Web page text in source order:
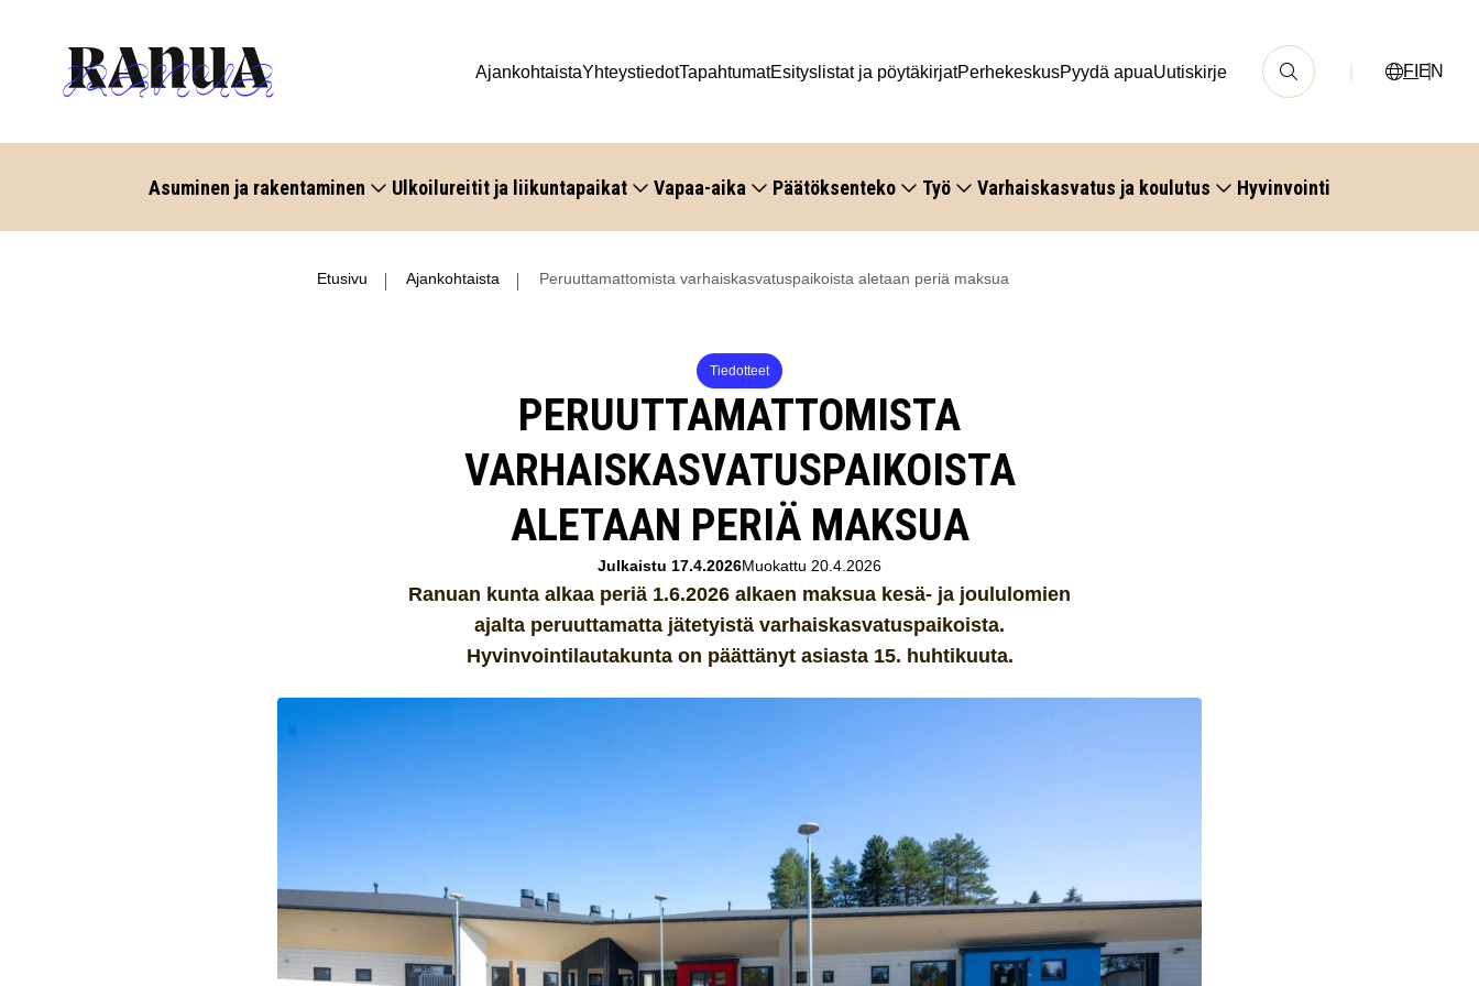
AjankohtaistaYhteystiedotTapahtumatEsityslistat ja pöytäkirjatPerhekeskusPyydä apuaUutiskirje FI EN
Asuminen ja rakentaminen Ulkoilureitit ja liikuntapaikat Vapaa-aika Päätöksenteko Työ Varhaiskasvatus ja koulutus Hyvinvointi
Etusivu Ajankohtaista Peruuttamattomista varhaiskasvatuspaikoista aletaan periä maksua
Tiedotteet
PERUUTTAMATTOMISTA
VARHAISKASVATUSPAIKOISTA
ALETAAN PERIÄ MAKSUA
Julkaistu 17.4.2026Muokattu 20.4.2026
Ranuan kunta alkaa periä 1.6.2026 alkaen maksua kesä- ja joululomien
ajalta peruuttamatta jätetyistä varhaiskasvatuspaikoista.
Hyvinvointilautakunta on päättänyt asiasta 15. huhtikuuta.